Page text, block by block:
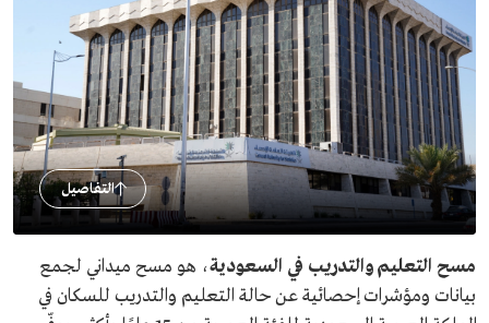
التفاصيل
مسح التعليم والتدريب في السعودية، هو مسح ميداني لجمع
بيانات ومؤشرات إحصائية عن حالة التعليم والتدريب للسكان في